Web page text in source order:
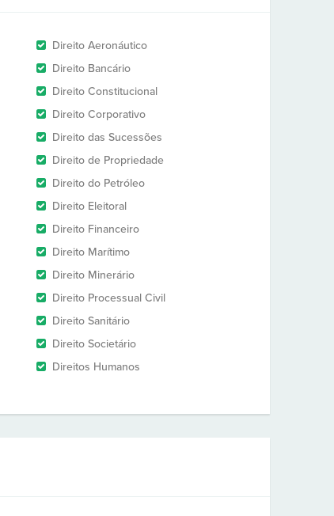
Direito Aeronáutico
Direito Bancário
Direito Constitucional
Direito Corporativo
Direito das Sucessões
Direito de Propriedade
Direito do Petróleo
Direito Eleitoral
Direito Financeiro
Direito Marítimo
Direito Minerário
Direito Processual Civil
Direito Sanitário
Direito Societário
Direitos Humanos